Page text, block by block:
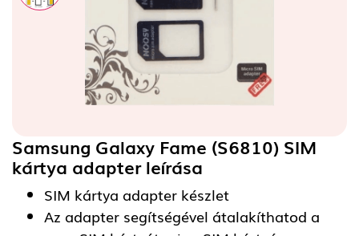
Samsung Galaxy Fame (S6810) SIM
kártya adapterleírása
SIM kártya adapter készlet
Az adapter segítségével átalakíthatod a